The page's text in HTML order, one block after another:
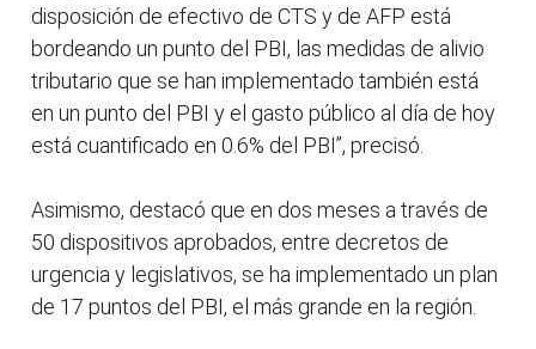
disposición de efectivo de CTS y de AFP está
bordeando un punto del PBI, las medidas de alivio
tributario que se han implementado también está
en un punto del PBI y el gasto público al día de hoy
está cuantificado en 0.6% del PBI”, precisó.
Asimismo, destacó que en dos meses a través de
50 dispositivos aprobados, entre decretos de
urgencia y legislativos, se ha implementado un plan
de 17 puntos del PBI, el más grande en la región.